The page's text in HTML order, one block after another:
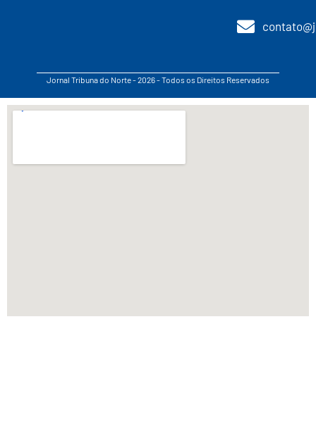
Jornal Tribuna do Norte - 2026 - Todos os Direitos Reservados